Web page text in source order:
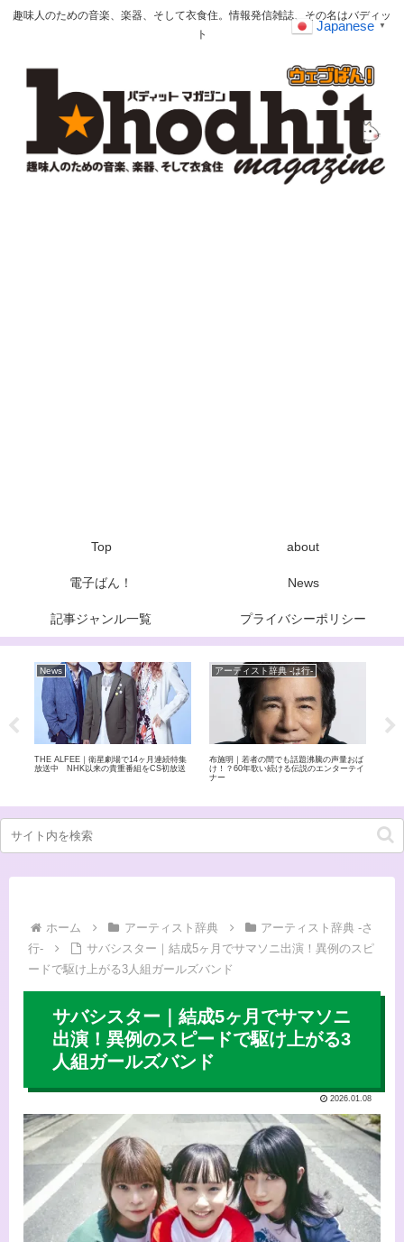
趣味人のための音楽、楽器、そして衣食住。情報発信雑誌、その名はバディッ
ト
Top about
電子ばん！ News
記事ジャンル一覧 プライバシーポリシー
News
THE ALFEE｜衛星劇場で14ヶ月連続特集
放送中 NHK以来の貴重番組をCS初放送
アーティスト辞典 -は行-
布施明｜若者の間でも話題沸騰の声量おば
け！？60年歌い続ける伝説のエンターテイ
ナー
ホーム アーティスト辞典
アーティスト辞典 -さ
行-
サバシスター｜結成5ヶ月でサマソニ出演！異例のスピ
ードで駆け上がる3人組ガールズバンド
サバシスター｜結成5ヶ月でサマソニ
出演！異例のスピードで駆け上がる3
人組ガールズバンド
2026.01.08
Japanese ▼